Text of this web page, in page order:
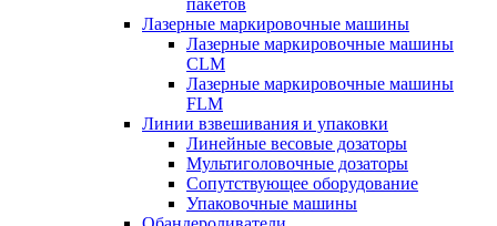
Лазерные маркировочные машины
Лазерные маркировочные машины
CLM
Лазерные маркировочные машины
FLM
Линии взвешивания и упаковки
Линейные весовые дозаторы
Мультиголовочные дозаторы
Сопутствующее оборудование
Упаковочные машины